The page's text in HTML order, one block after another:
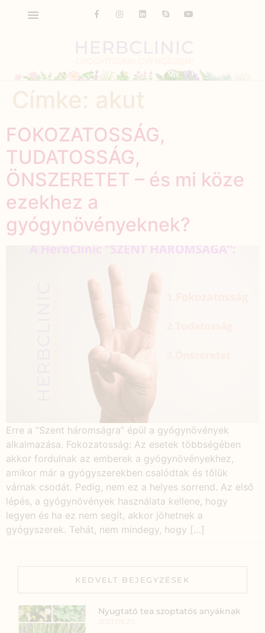
FOKOZATOSSÁG,
TUDATOSSÁG,
ÖNSZERETET – és mi köze
ezekhez a
gyógynövényeknek?
Erre a ”Szent háromságra” épül a gyógynövények
alkalmazása. Fokozatosság: Az esetek többségében
akkor fordulnak az emberek a gyógynövényekhez,
amikor már a gyógyszerekben csalódtak és tőlük
várnak csodát. Pedig, nem ez a helyes sorrend. Az első
lépés, a gyógynövények használata kellene, hogy
legyen és ha ez nem segít, akkor jöhetnek a
gyógyszerek. Tehát, nem mindegy, hogy […]
KEDVELT BEJEGYZÉSEK
Nyugtató tea szoptatós anyáknak